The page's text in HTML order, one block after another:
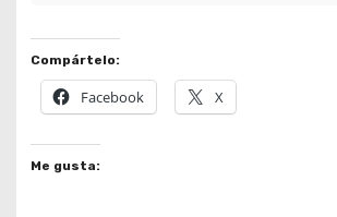
Compártelo:
Facebook X
Me gusta: